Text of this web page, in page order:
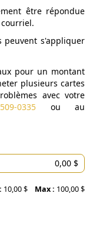
être répondue
peuvent s'appliquer
pour un montant
plusieurs cartes
avec votre
0335 ou au
10,00 $ Max : 100,00 $